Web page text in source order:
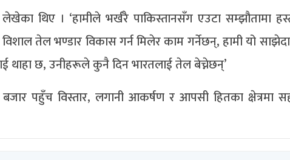
थिए । ‘हामीले भर्खरै पाकिस्तानसँग एउटा सम्झौतामा
तेल भण्डार विकास गर्न मिलेर काम गर्नेछन्, हामी यो
थाहा छ, उनीहरूले कुनै दिन भारतलाई तेल बेच्नेछन्’
बजार पहुँच विस्तार, लगानी आकर्षण र आपसी हितका क्षेत्रमा